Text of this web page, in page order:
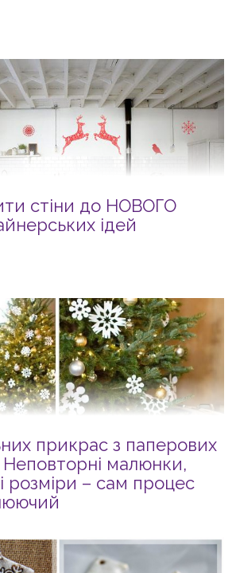
стіни до НОВОГО
ідей
прикрас з паперових
малюнки,
розміри – сам процес